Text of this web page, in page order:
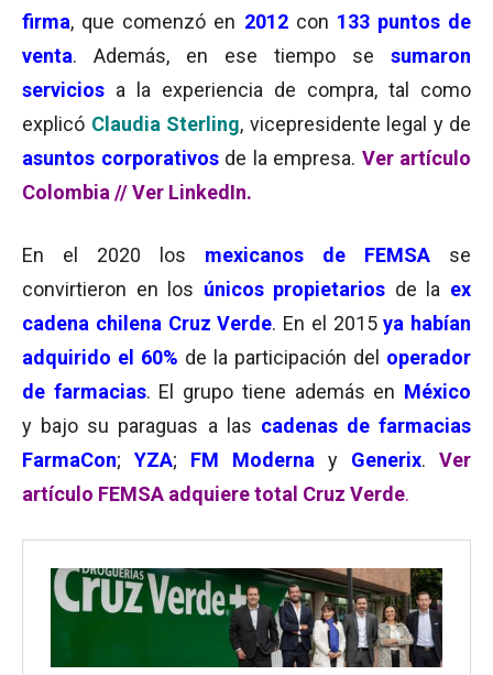
firma, que comenzó en 2012con 133 puntos de
venta. Además, en ese tiempo se sumaron
servicios a la experiencia de compra, tal como
explicó Claudia Sterling, vicepresidente legal y de
asuntos corporativos de la empresa. Ver artículo
Colombia //Ver LinkedIn.
En el 2020 los mexicanos de FEMSA se
convirtieron en los únicos propietarios de la ex
cadena chilena Cruz Verde. En el 2015ya habían
adquirido el 60% de la participación del operador
de farmacias. El grupo tiene además en México
y bajo su paraguas a las cadenas de farmacias
FarmaCon; YZA; FM Moderna y Generix. Ver
artículo FEMSA adquiere total Cruz Verde.